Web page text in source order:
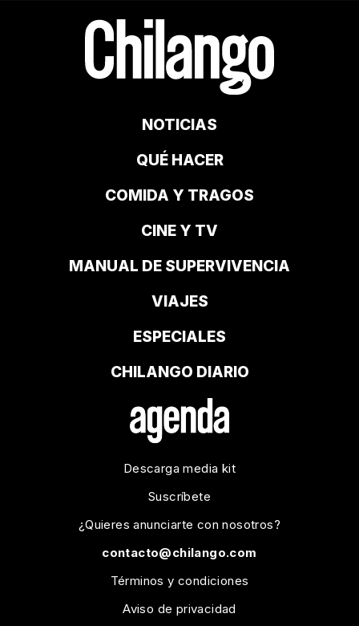
NOTICIAS
QUÉ HACER
COMIDA Y TRAGOS
CINE Y TV
MANUAL DE SUPERVIVENCIA
VIAJES
ESPECIALES
CHILANGO DIARIO
Descarga media kit
Suscríbete
¿Quieres anunciarte con nosotros?
contacto@chilango.com
Términos y condiciones
Aviso de privacidad